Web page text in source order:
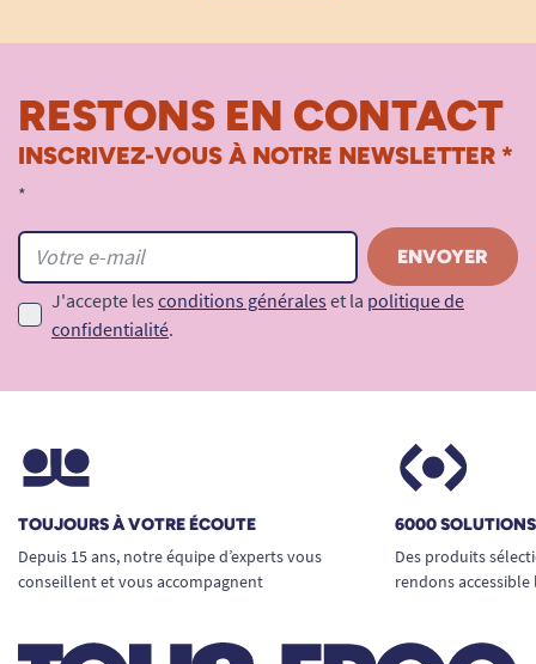
RESTONS EN CONTACT
INSCRIVEZ-VOUS À NOTRE NEWSLETTER *
*
J'accepte les conditions générales et la politique de
confidentialité.
TOUJOURS À VOTRE ÉCOUTE
Depuis 15 ans, notre équipe d’experts vous
conseillent et vous accompagnent
6000
Des produits
rendons